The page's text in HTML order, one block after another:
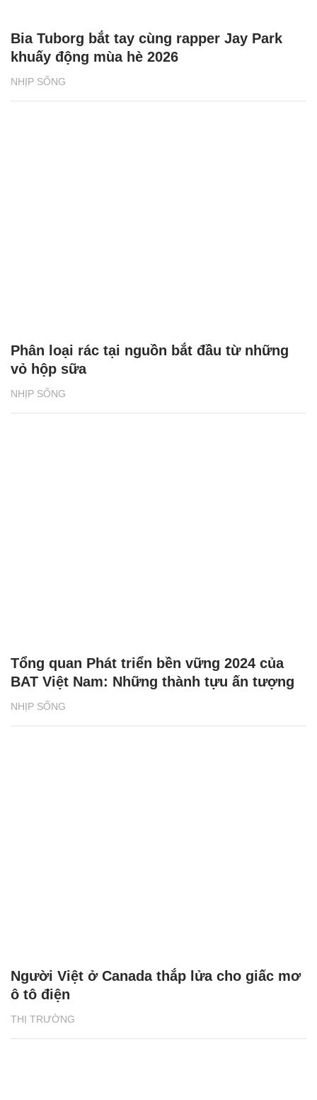
NHỊP SỐNG
Bia Tuborg bắt tay cùng rapper Jay Park
khuấy động mùa hè 2026
NHỊP SỐNG
Phân loại rác tại nguồn bắt đầu từ những
vỏ hộp sữa
NHỊP SỐNG
Tổng quan Phát triển bền vững 2024 của
BAT Việt Nam: Những thành tựu ấn tượng
THỊ TRƯỜNG
Người Việt ở Canada thắp lửa cho giấc mơ
ô tô điện